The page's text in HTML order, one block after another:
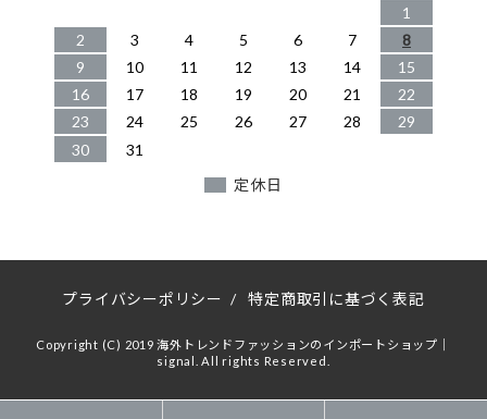
1
2
3 4 5 6 7
8
9
10 11 12 13 14
15
16
17 18 19 20 21
22
23
24 25 26 27 28
29
30
31
定休日
プライバシーポリシー / 特定商取引に基づく表記
Copyright (C) 2019 海外トレンドファッションのインポートショップ｜
signal. All rights Reserved.